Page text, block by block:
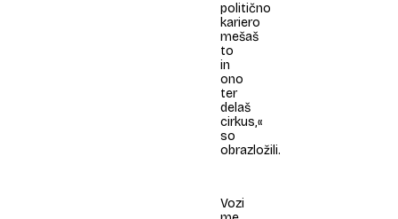
politično
kariero
mešaš
to
in
ono
ter
delaš
cirkus,«
so
obrazložili.
Vozi